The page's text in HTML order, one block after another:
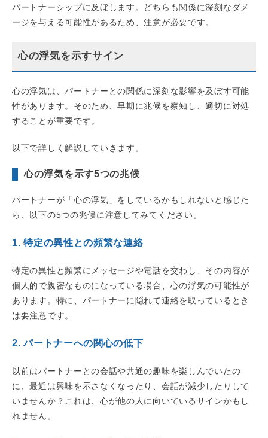
パートナーシップに及ぼします。どちらも関係に深刻なダメ
ージを与える可能性があるため、注意が必要です。
心の浮気を示すサイン
心の浮気は、パートナーとの関係に深刻な影響を及ぼす可能
性があります。そのため、早期に兆候を察知し、適切に対処
することが重要です。
以下で詳しく解説していきます。
心の浮気を示す5つの兆候
パートナーが「心の浮気」をしているかもしれないと感じた
ら、以下の5つの兆候に注意してみてください。
1. 特定の異性との頻繁な連絡
特定の異性と頻繁にメッセージや電話を交わし、その内容が
個人的で親密なものになっている場合、心の浮気の可能性が
あります。特に、パートナーに隠れて連絡を取っているとき
は要注意です。
2. パートナーへの関心の低下
以前はパートナーとの会話や共通の趣味を楽しんでいたの
に、最近は興味を示さなくなったり、会話が減少したりして
いませんか？これは、心が他の人に向いているサインかもし
れません。